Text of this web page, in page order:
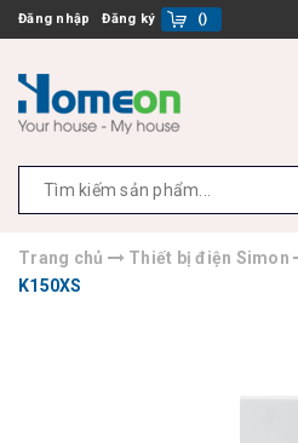
Đăng nhập Đăng ký ()
Trang chủ Thiết bị điện Simon
K150XS